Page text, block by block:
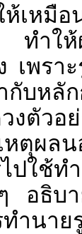
เหมือ
ให้ผู้ศึ
เพรา
กับหลั
วงตั
หตุผล
ไปใช้
ๆ อธิ
ำนาย